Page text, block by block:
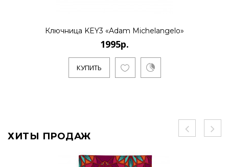
Ключница KEY3 «Adam Michelangelo»
1995р.
КУПИТЬ
ХИТЫ ПРОДАЖ